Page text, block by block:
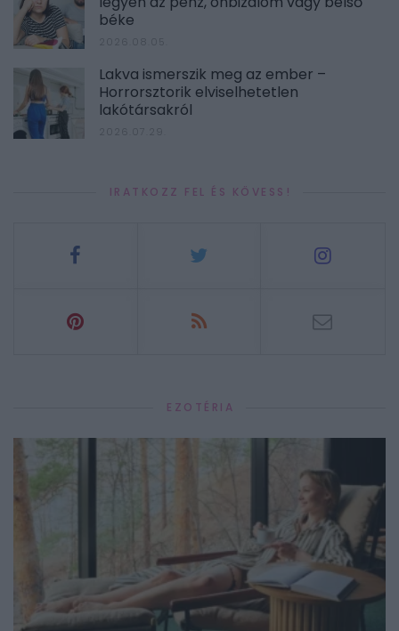
béke
Lakva ismerszik meg az ember –
Horrorsztorik elviselhetetlen
lakótársakról
2026.07.29.
IRATKOZZ FEL ÉS KÖVESS!
EZOTÉRIA